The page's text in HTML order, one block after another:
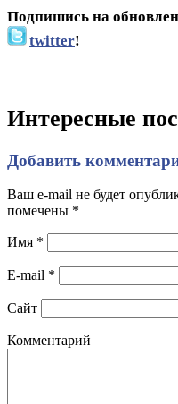
Подпишись на
twitter!
Интересные
Добавить
Ваш e-mail не будет
помечены *
Имя *
E-mail *
Сайт
Комментарий